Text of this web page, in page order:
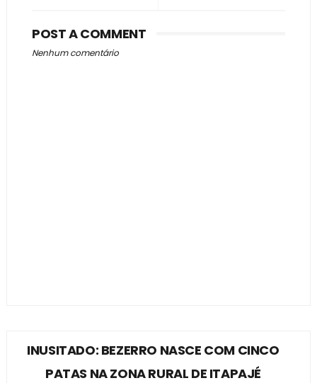
POST A COMMENT
Nenhum comentário
INUSITADO: BEZERRO NASCE COM CINCO
PATAS NA ZONA RURAL DE ITAPAJÉ